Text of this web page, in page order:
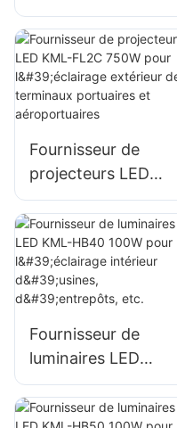
KML-FL2C 400W
pour l'éclairage des
façades de
bâtiments et des
chantiers de
Fournisseur de
projecteurs LED
KML-FL2C 750W
pour l'éclairage
extérieur des
terminaux
portuaires et
Fournisseur de
luminaires LED
KML-HB40 100W
pour l'éclairage